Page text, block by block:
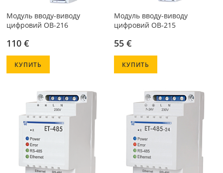
Модуль вводу-виводу
цифровий ОВ-216
110 €
КУПИТЬ
Модуль вводу-виводу
цифровий OB-215
55 €
КУПИТЬ